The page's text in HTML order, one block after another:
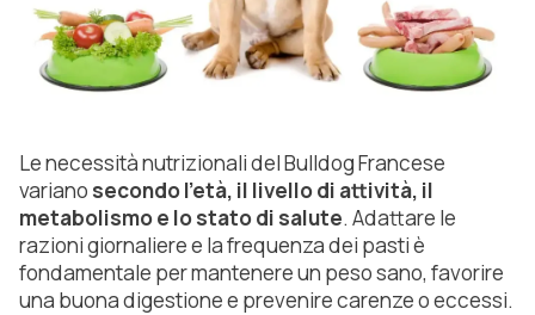
Le necessità nutrizionali del Bulldog Francese
variano secondo l'età, il livello di attività, il
metabolismo e lo stato di salute. Adattare le
razioni giornaliere e la frequenza dei pasti è
fondamentale per mantenere un peso sano, favorire
una buona digestione e prevenire carenze o eccessi.